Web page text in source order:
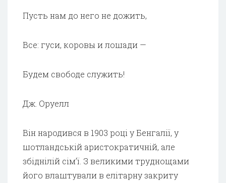
Пусть нам до него не дожить,
Все: гуси, коровы и лошади —
Будем свободе служить!
Дж. Оруелл
Він народився в 1903 році у Бенгалії, у
шотландській аристократичній, але
збіднілій сім’ї. З великими труднощами
його влаштували в елітарну закриту